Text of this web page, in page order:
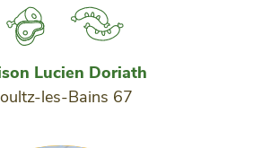
Lucien Doriath
les-Bains 67